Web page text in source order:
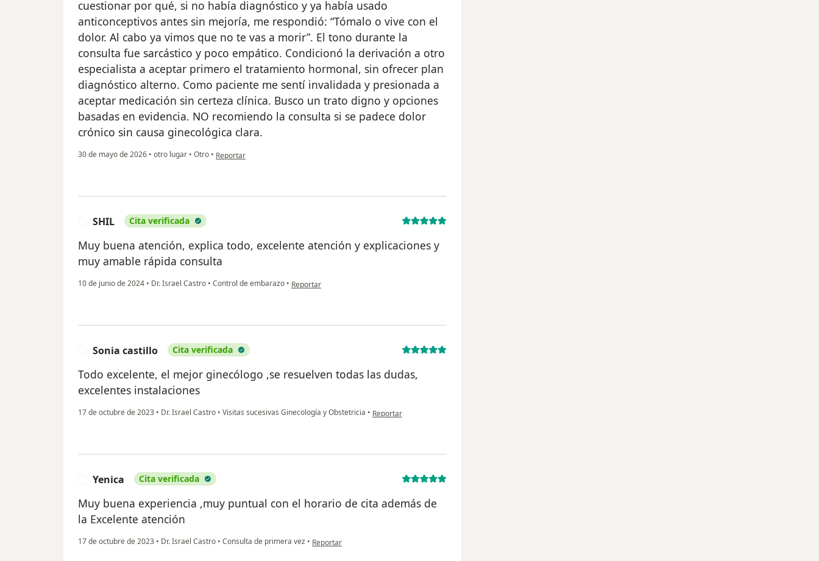
cuestionar por qué, si no había diagnóstico y ya había usado
anticonceptivos antes sin mejoría, me respondió: “Tómalo o vive con el
dolor. Al cabo ya vimos que no te vas a morir”. El tono durante la
consulta fue sarcástico y poco empático. Condicionó la derivación a otro
especialista a aceptar primero el tratamiento hormonal, sin ofrecer plan
diagnóstico alterno. Como paciente me sentí invalidada y presionada a
aceptar medicación sin certeza clínica. Busco un trato digno y opciones
basadas en evidencia. NO recomiendo la consulta si se padece dolor
crónico sin causa ginecológica clara.
30 de mayo de 2026 • otro lugar • Otro • en opinión del usuario L.P.
Reportar
SHIL Cita verificada
Muy buena atención, explica todo, excelente atención y explicaciones y
muy amable rápida consulta
10 de junio de 2024 • Dr. Israel Castro • Control de embarazo • en opinión del usuario SHIL
Reportar
Sonia castillo Cita verificada
Todo excelente, el mejor ginecólogo ,se resuelven todas las dudas,
excelentes instalaciones
17 de octubre de 2023 • Dr. Israel Castro • Visitas sucesivas Ginecología y Obstetricia • en opinión del usuario Sonia castillo
Reportar
Yenica Cita verificada
Muy buena experiencia ,muy puntual con el horario de cita además de
la Excelente atención
17 de octubre de 2023 • Dr. Israel Castro • Consulta de primera vez • en opinión del usuario Yenica
Reportar